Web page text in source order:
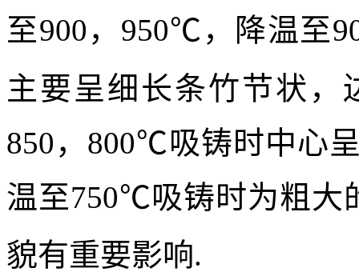
固条件下初生Al
4Sr相的
铸时，Al 4Sr相呈规则且
Al4Sr相呈长条状，具有
晶体学生长方向<100>)
心和边部的Al4